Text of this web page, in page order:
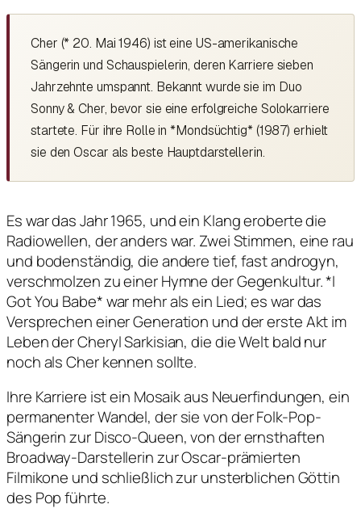
Cher (* 20. Mai 1946) ist eine US-amerikanische
Sängerin und Schauspielerin, deren Karriere sieben
Jahrzehnte umspannt. Bekannt wurde sie im Duo
Sonny & Cher, bevor sie eine erfolgreiche Solokarriere
startete. Für ihre Rolle in *Mondsüchtig* (1987) erhielt
sie den Oscar als beste Hauptdarstellerin.
Es war das Jahr 1965, und ein Klang eroberte die
Radiowellen, der anders war. Zwei Stimmen, eine rau
und bodenständig, die andere tief, fast androgyn,
verschmolzen zu einer Hymne der Gegenkultur. *I
Got You Babe* war mehr als ein Lied; es war das
Versprechen einer Generation und der erste Akt im
Leben der Cheryl Sarkisian, die die Welt bald nur
noch als Cher kennen sollte.
Ihre Karriere ist ein Mosaik aus Neuerfindungen, ein
permanenter Wandel, der sie von der Folk-Pop-
Sängerin zur Disco-Queen, von der ernsthaften
Broadway-Darstellerin zur Oscar-prämierten
Filmikone und schließlich zur unsterblichen Göttin
des Pop führte.